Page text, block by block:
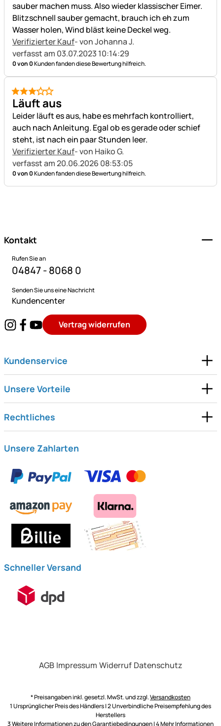
sauber machen muss. Also wieder klassischer Eimer.
Blitzschnell sauber gemacht, brauch ich eh zum
Wasser holen, Wind bläst keine Deckel weg.
Verifizierter Kauf- von Johanna J.
verfasst am 03.07.2023 10:14:29
0 von 0Kunden fanden diese Bewertung hilfreich.
3 von 5
Läuft aus
Leider läuft es aus, habe es mehrfach kontrolliert,
auch nach Anleitung. Egal ob es gerade oder schief
steht, ist nach ein paar Stunden leer.
Verifizierter Kauf- von Haiko G.
verfasst am 20.06.2026 08:53:05
0 von 0Kunden fanden diese Bewertung hilfreich.
Kontakt
Rufen Sie an
04847 - 8068 0
Senden Sie uns eine Nachricht
Kundencenter
Vertrag widerrufen
Kundenservice
Unsere Vorteile
Rechtliches
Unsere Zahlarten
Schneller Versand
AGB Impressum Widerruf Datenschutz
* Preisangaben inkl. gesetzl. MwSt. und zzgl.Versandkosten
1 Ursprünglicher Preis des Händlers | 2 Unverbindliche Preisempfehlung des
Herstellers
3 Weitere Informationen zu denGarantiebedingungen| 4 Mehr Informationen